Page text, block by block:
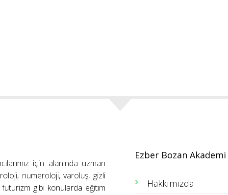
için alanında uzman
numeroloji, varoluş, gizli
gibi konularda eğitim
Ezber Bozan Akademi
Hakkımızda